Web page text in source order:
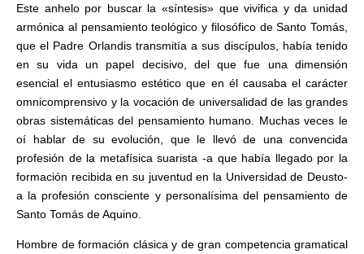
Este anhelo por buscar la «síntesis» que vivifica y da unidad
armónica al pensamiento teológico y filosófico de Santo Tomás,
que el Padre Orlandis transmitía a sus discípulos, había tenido
en su vida un papel decisivo, del que fue una dimensión
esencial el entusiasmo estético que en él causaba el carácter
omnicomprensivo y la vocación de universalidad de las grandes
obras sistemáticas del pensamiento humano. Muchas veces le
oí hablar de su evolución, que le llevó de una convencida
profesión de la metafísica suarista -a que había llegado por la
formación recibida en su juventud en la Universidad de Deusto-
a la profesión consciente y personalísima del pensamiento de
Santo Tomás de Aquino.
Hombre de formación clásica y de gran competencia gramatical